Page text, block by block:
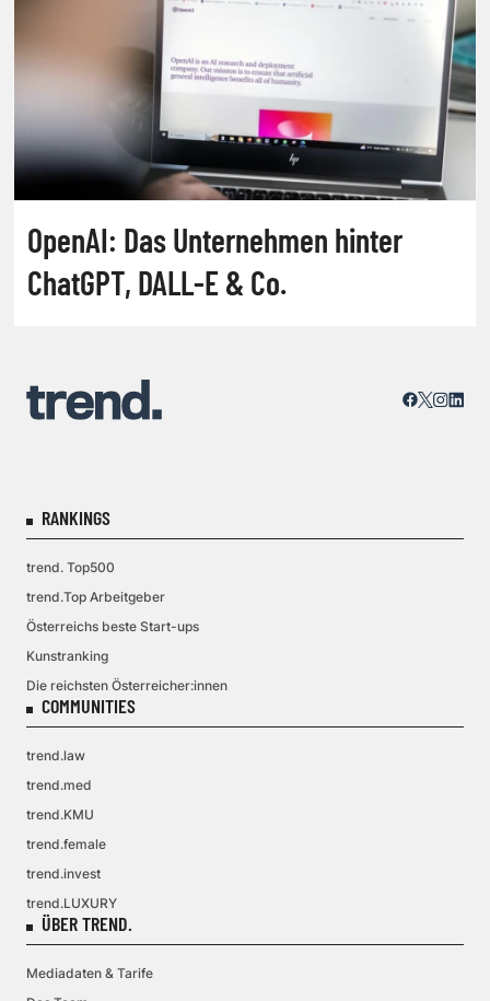
OpenAI: Das Unternehmen hinter
ChatGPT, DALL-E & Co.
RANKINGS
trend. Top500
trend.Top Arbeitgeber
Österreichs beste Start-ups
Kunstranking
Die reichsten Österreicher:innen
COMMUNITIES
trend.law
trend.med
trend.KMU
trend.female
trend.invest
trend.LUXURY
ÜBER TREND.
Mediadaten & Tarife